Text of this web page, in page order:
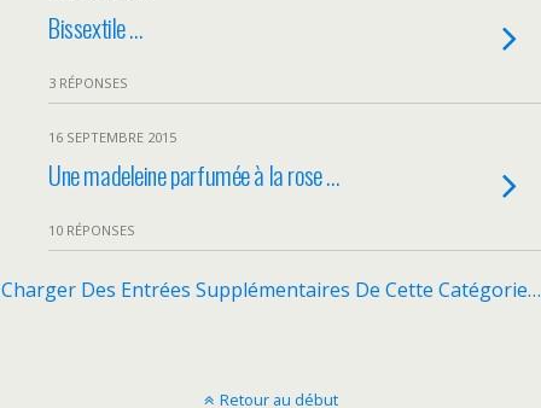
Bissextile …
3 RÉPONSES
16 SEPTEMBRE 2015
Une madeleine parfumée à la rose …
10 RÉPONSES
Charger Des Entrées Supplémentaires De Cette Catégorie…
Retour au début